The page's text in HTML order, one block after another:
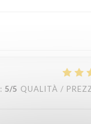
: 5/5 QUALITÀ /